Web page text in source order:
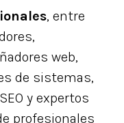
, entre
web,
de sistemas,
y expertos
profesionales